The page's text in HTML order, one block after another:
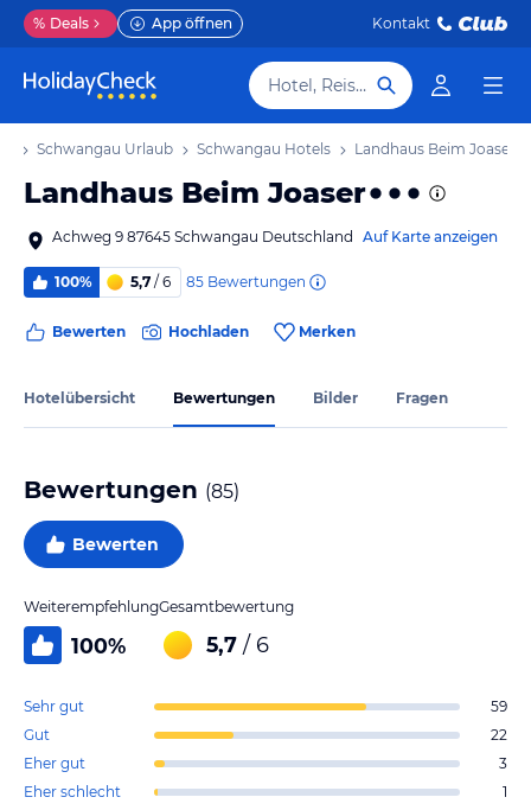
% Deals App öffnen Kontakt
Hotel, Reiseziel
Schwangau Urlaub Schwangau Hotels Landhaus Beim Joaser
Landhaus Beim Joaser
Achweg 9 87645 Schwangau Deutschland Auf Karte anzeigen
100% 5,7 / 6 85 Bewertungen
Bewerten Hochladen Merken
Hotelübersicht Bewertungen Bilder Fragen
Bewertungen (85)
Bewerten
Weiterempfehlung
100%
Gesamtbewertung
5,7 / 6
Sehr gut
59
Gut
22
Eher gut
3
Eher schlecht
1